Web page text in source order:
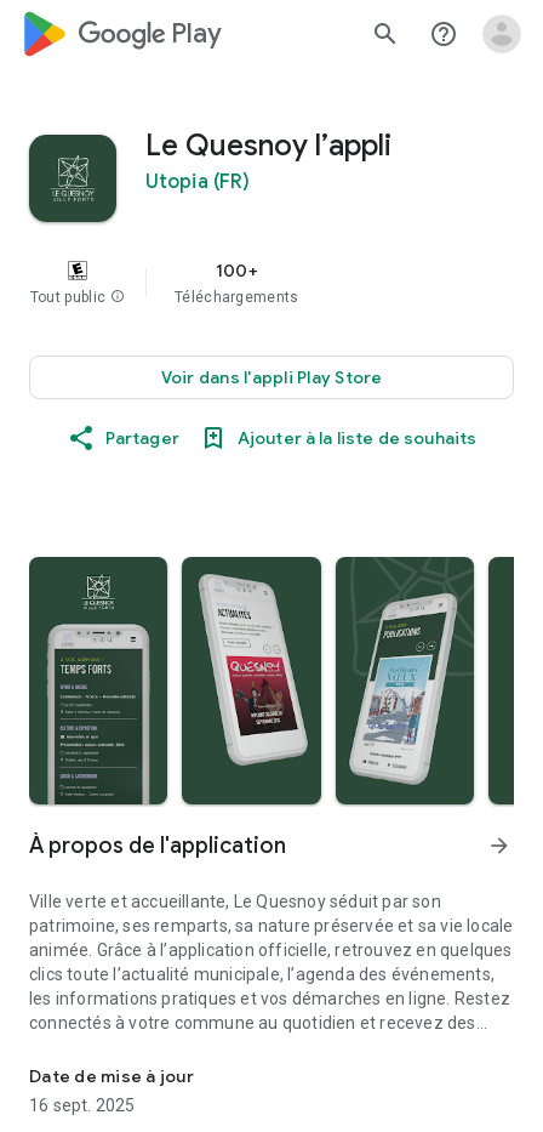
google_logo Play search help_outline
Le Quesnoy l’appli
Utopia (FR)
Tout public info
100+
Téléchargements
Voir dans l'appli Play Store
Partager Ajouter à la liste de souhaits
À propos de l'application arrow_forward
Ville verte et accueillante, Le Quesnoy séduit par son
patrimoine, ses remparts, sa nature préservée et sa vie locale
animée. Grâce à l’application officielle, retrouvez en quelques
clics toute l’actualité municipale, l’agenda des événements,
les informations pratiques et vos démarches en ligne. Restez
connectés à votre commune au quotidien et recevez des
Téléchargez l’appli dès maintenant !
Date de mise à jour
16 sept. 2025